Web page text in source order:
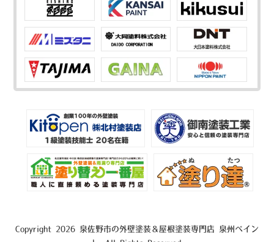
Copyright 2026 泉佐野市の外壁塗装＆屋根塗装専門店 泉州ペイン